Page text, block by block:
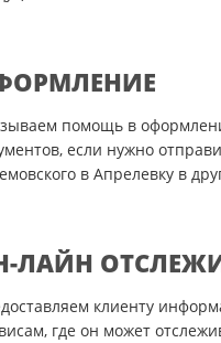
помощь в
если нужно
в Апрелевку в
ЛАЙН
клиенту
где он может